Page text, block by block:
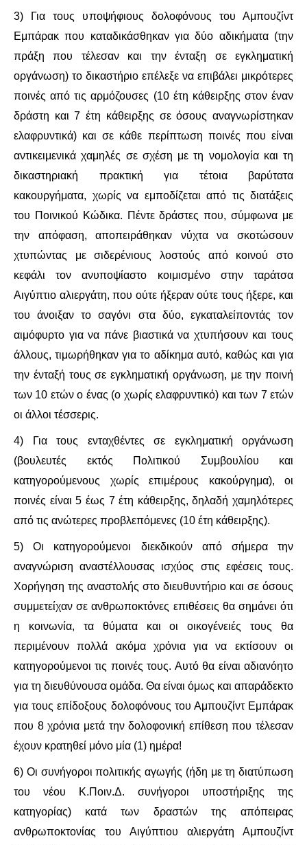
ΕΙΔΉΣΕΙΣ
ΑΝΑΚΟΙΝΏΣΕΙΣ
ΑΝΑΛΎΣΕΙΣ
ΚΙΝΉΜΑΤΑ
ΚΙΝΗΤΟΠΟΙΉΣΕΙΣ
ΕΙΔΉΣΕΙΣ
ΑΝΑΚΟΙΝΏΣΕΙΣ
ΝΕΟΛΑΊΑ
ΑΝΤΙΦΑΣΙΣΤΙΚΌ
ΑΝΤΙΡΑΤΣΙΣΤΙΚΌ
ΓΥΝΑΙΚΕΊΟ
LGBTQIA+
ΚΙΝΉΜΑΤΑ ΠΌΛΗΣ
ΙΣΤΟΡΊΑ / ΘΕΩΡΊΑ
ΙΣΤΟΡΊΑ
ΘΕΩΡΊΑ
ΠΟΛΙΤΙΣΜΌΣ
ΛΟΓΟΤΕΧΝΊΑ / ΤΈΧΝΗ
ΜΟΥΣΙΚΉ
ΚΙΝΗΜΑΤΟΓΡΆΦΟΣ
3) Για τους υποψήφιους δολοφόνους του Αμπουζίντ
Εμπάρακ που καταδικάσθηκαν για δύο αδικήματα (την
πράξη που τέλεσαν και την ένταξη σε εγκληματική
οργάνωση) το δικαστήριο επέλεξε να επιβάλει μικρότερες
ποινές από τις αρμόζουσες (10 έτη κάθειρξης στον έναν
δράστη και 7 έτη κάθειρξης σε όσους αναγνωρίστηκαν
ελαφρυντικά) και σε κάθε περίπτωση ποινές που είναι
αντικειμενικά χαμηλές σε σχέση με τη νομολογία και τη
δικαστηριακή πρακτική για τέτοια βαρύτατα
κακουργήματα, χωρίς να εμποδίζεται από τις διατάξεις
του Ποινικού Κώδικα. Πέντε δράστες που, σύμφωνα με
την απόφαση, αποπειράθηκαν νύχτα να σκοτώσουν
χτυπώντας με σιδερένιους λοστούς από κοινού στο
κεφάλι τον ανυποψίαστο κοιμισμένο στην ταράτσα
Αιγύπτιο αλιεργάτη, που ούτε ήξεραν ούτε τους ήξερε, και
του άνοιξαν το σαγόνι στα δύο, εγκαταλείποντάς τον
αιμόφυρτο για να πάνε βιαστικά να χτυπήσουν και τους
άλλους, τιμωρήθηκαν για το αδίκημα αυτό, καθώς και για
την ένταξή τους σε εγκληματική οργάνωση, με την ποινή
των 10 ετών ο ένας (ο χωρίς ελαφρυντικό) και των 7 ετών
οι άλλοι τέσσερις.
4) Για τους ενταχθέντες σε εγκληματική οργάνωση
(βουλευτές εκτός Πολιτικού Συμβουλίου και
κατηγορούμενους χωρίς επιμέρους κακούργημα), οι
ποινές είναι 5 έως 7 έτη κάθειρξης, δηλαδή χαμηλότερες
από τις ανώτερες προβλεπόμενες (10 έτη κάθειρξης).
5) Οι κατηγορούμενοι διεκδικούν από σήμερα την
αναγνώριση αναστέλλουσας ισχύος στις εφέσεις τους.
Χορήγηση της αναστολής στο διευθυντήριο και σε όσους
συμμετείχαν σε ανθρωποκτόνες επιθέσεις θα σημάνει ότι
η κοινωνία, τα θύματα και οι οικογένειές τους θα
περιμένουν πολλά ακόμα χρόνια για να εκτίσουν οι
κατηγορούμενοι τις ποινές τους. Αυτό θα είναι αδιανόητο
για τη διευθύνουσα ομάδα. Θα είναι όμως και απαράδεκτο
για τους επίδοξους δολοφόνους του Αμπουζίντ Εμπάρακ
που 8 χρόνια μετά την δολοφονική επίθεση που τέλεσαν
έχουν κρατηθεί μόνο μία (1) ημέρα!
6) Οι συνήγοροι πολιτικής αγωγής (ήδη με τη διατύπωση
του νέου Κ.Ποιν.Δ. συνήγοροι υποστήριξης της
κατηγορίας) κατά των δραστών της απόπειρας
ανθρωποκτονίας του Αιγύπτιου αλιεργάτη Αμπουζίντ